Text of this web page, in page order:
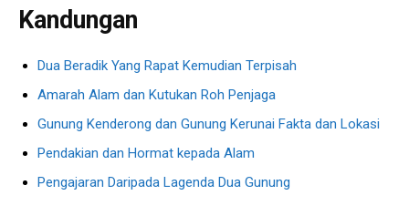
Kandungan
Dua Beradik Yang Rapat Kemudian Terpisah
Amarah Alam dan Kutukan Roh Penjaga
Gunung Kenderong dan Gunung Kerunai Fakta dan Lokasi
Pendakian dan Hormat kepada Alam
Pengajaran Daripada Lagenda Dua Gunung